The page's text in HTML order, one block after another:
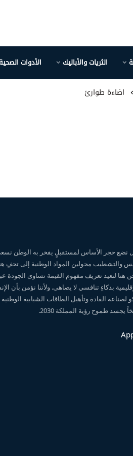
الثريات والأباليك الأدوات
اضاءة طوارئ
بل نضع حجر الأساس لمستقبلٍ يفخر به الوطن
والتشطيب محولين المواد الوطنية إلى تحفٍ
هنا لنعيد تعريف مفهوم القيمة تساوى الجودة
بذكاءٍ تنافسي لا يضاهى. ولأننا نؤمن بأن
لصناعة القادة وتأهيل الطاقات الشبابية
طموح رؤية المملكة 2030.